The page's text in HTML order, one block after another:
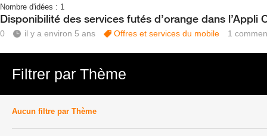
Nombre d'idées : 1
Disponibilité des services futés d’orange dans l’Appli
0 il y a environ 5 ans Offres et services du mobile 1
Filtrer par Thème
Aucun filtre par Thème